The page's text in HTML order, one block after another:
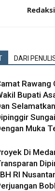
Redaksi
DARI
Rawang
Bupati
Muka
Di
RI